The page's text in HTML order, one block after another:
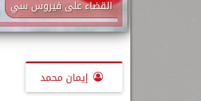
القضاء على فيروس سي
إيمان محمد